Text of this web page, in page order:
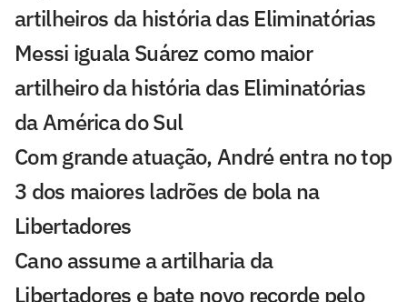
artilheiros da história das Eliminatórias
Messi iguala Suárez como maior
artilheiro da história das Eliminatórias
da América do Sul
Com grande atuação, André entra no top
3 dos maiores ladrões de bola na
Libertadores
Cano assume a artilharia da
Libertadores e bate novo recorde pelo